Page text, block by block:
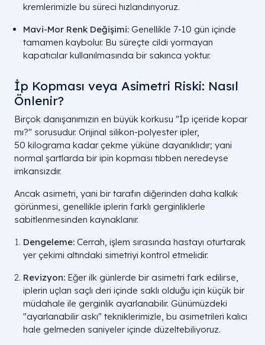
kremlerimizle bu süreci hızlandırıyoruz.
Mavi-Mor Renk Değişimi: Genellikle 7-10 gün içinde
tamamen kaybolur. Bu süreçte cildi yormayan
kapatıcılar kullanılmasında bir sakınca yoktur.
İp Kopması veya Asimetri Riski: Nasıl
Önlenir?
Birçok danışanımızın en büyük korkusu "İp içeride kopar
mı?" sorusudur. Orijinal silikon-polyester ipler,
50 kilograma kadar çekme yüküne dayanıklıdır; yani
normal şartlarda bir ipin kopması tıbben neredeyse
imkansızdır.
Ancak asimetri, yani bir tarafın diğerinden daha kalkık
görünmesi, genellikle iplerin farklı gerginliklerle
sabitlenmesinden kaynaklanır.
Dengeleme: Cerrah, işlem sırasında hastayı oturtarak
yer çekimi altındaki simetriyi kontrol etmelidir.
Revizyon: Eğer ilk günlerde bir asimetri fark edilirse,
iplerin uçları saçlı deri içinde saklı olduğu için küçük bir
müdahale ile gerginlik ayarlanabilir. Günümüzdeki
"ayarlanabilir askı" tekniklerimizle, bu asimetrileri kalıcı
hale gelmeden saniyeler içinde düzeltebiliyoruz.